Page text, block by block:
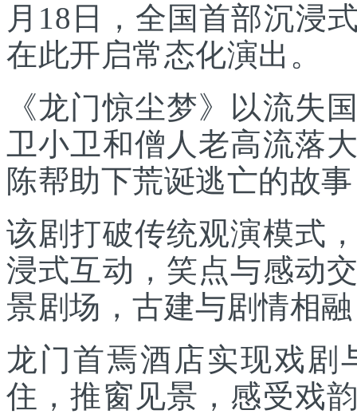
月18日，全国首部沉浸
在此开启常态化演出。
《龙门惊尘梦》以流失
卫小卫和僧人老高流落
陈帮助下荒诞逃亡的故
该剧打破传统观演模式
浸式互动，笑点与感动
景剧场，古建与剧情相
龙门首焉酒店实现戏剧
住，推窗见景，感受戏